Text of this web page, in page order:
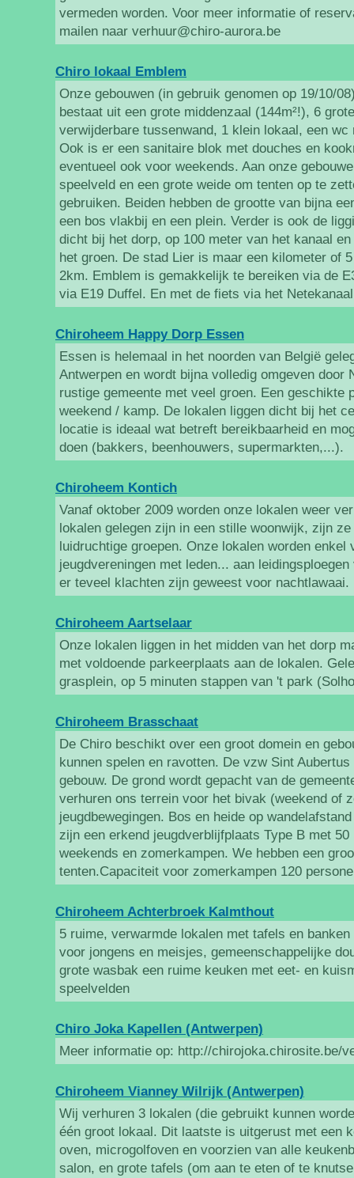
vermeden worden. Voor meer informatie of
mailen naar verhuur@chiro-aurora.be
Chiro lokaal Emblem
Onze gebouwen (in gebruik genomen op 19/10/
bestaat uit een grote middenzaal (144m²!), 6
verwijderbare tussenwand, 1 klein lokaal, een wc
Ook is er een sanitaire blok met douches en
eventueel ook voor weekends. Aan onze
speelveld en een grote weide om tenten op te
gebruiken. Beiden hebben de grootte van bijna
een bos vlakbij en een plein. Verder is ook de
dicht bij het dorp, op 100 meter van het kanaal
het groen. De stad Lier is maar een kilometer of
2km. Emblem is gemakkelijk te bereiken via de
via E19 Duffel. En met de fiets via het
Chiroheem Happy Dorp Essen
Essen is helemaal in het noorden van België
Antwerpen en wordt bijna volledig omgeven door
rustige gemeente met veel groen. Een geschikte
weekend / kamp. De lokalen liggen dicht bij het
locatie is ideaal wat betreft bereikbaarheid en
doen (bakkers, beenhouwers, supermarkten,...).
Chiroheem Kontich
Vanaf oktober 2009 worden onze lokalen weer
lokalen gelegen zijn in een stille woonwijk, zijn
luidruchtige groepen. Onze lokalen worden enkel
jeugdvereningen met leden... aan
er teveel klachten zijn geweest voor nachtlawaai.
Chiroheem Aartselaar
Onze lokalen liggen in het midden van het dorp
met voldoende parkeerplaats aan de lokalen.
grasplein, op 5 minuten stappen van 't park
Chiroheem Brasschaat
De Chiro beschikt over een groot domein en
kunnen spelen en ravotten. De vzw Sint
gebouw. De grond wordt gepacht van de
verhuren ons terrein voor het bivak (weekend of
jeugdbewegingen. Bos en heide op
zijn een erkend jeugdverblijfplaats Type B met
weekends en zomerkampen. We hebben een
tenten.Capaciteit voor zomerkampen 120
Chiroheem Achterbroek Kalmthout
5 ruime, verwarmde lokalen met tafels en
voor jongens en meisjes, gemeenschappelijke
grote wasbak een ruime keuken met eet- en
speelvelden
Chiro Joka Kapellen (Antwerpen)
Meer informatie op: http://chirojoka.chirosite.be/
Chiroheem Vianney Wilrijk (Antwerpen)
Wij verhuren 3 lokalen (die gebruikt kunnen
één groot lokaal. Dit laatste is uitgerust met een
oven, microgolfoven en voorzien van alle
salon, en grote tafels (om aan te eten of te